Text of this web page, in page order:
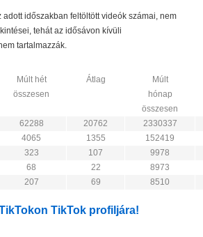
adott időszakban feltöltött videók számai, nem
tehát az idősávon kívüli
tartalmazzák.
Múlt hét
összesen
Átlag
Múlt
hónap
összesen
62288 20762
2330337
4065 1355
152419
323 107
9978
68 22
8973
207 69 8510
TikTok profiljára!